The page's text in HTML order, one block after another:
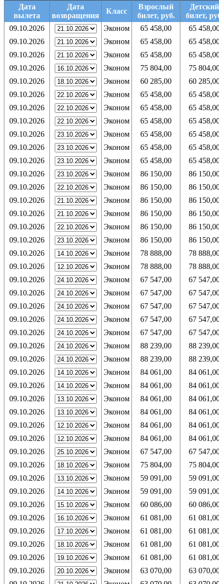
Дата
вылета
Дата
возвращения
Класс
Взрослый
билет, руб.
Детский
билет,
09.10.2026
Эконом 65 458,00
65
09.10.2026
Эконом 65 458,00
65
09.10.2026
Эконом 65 458,00
65
09.10.2026
Эконом 75 804,00
75
09.10.2026
Эконом 60 285,00
60
09.10.2026
Эконом 65 458,00
65
09.10.2026
Эконом 65 458,00
65
09.10.2026
Эконом 65 458,00
65
09.10.2026
Эконом 65 458,00
65
09.10.2026
Эконом 65 458,00
65
09.10.2026
Эконом 65 458,00
65
09.10.2026
Эконом 86 150,00
86
09.10.2026
Эконом 86 150,00
86
09.10.2026
Эконом 86 150,00
86
09.10.2026
Эконом 86 150,00
86
09.10.2026
Эконом 86 150,00
86
09.10.2026
Эконом 86 150,00
86
09.10.2026
Эконом 78 888,00
78
09.10.2026
Эконом 78 888,00
78
09.10.2026
Эконом 67 547,00
67
09.10.2026
Эконом 67 547,00
67
09.10.2026
Эконом 67 547,00
67
09.10.2026
Эконом 67 547,00
67
09.10.2026
Эконом 67 547,00
67
09.10.2026
Эконом 88 239,00
88
09.10.2026
Эконом 88 239,00
88
09.10.2026
Эконом 84 061,00
84
09.10.2026
Эконом 84 061,00
84
09.10.2026
Эконом 84 061,00
84
09.10.2026
Эконом 84 061,00
84
09.10.2026
Эконом 84 061,00
84
09.10.2026
Эконом 84 061,00
84
09.10.2026
Эконом 67 547,00
67
09.10.2026
Эконом 75 804,00
75
09.10.2026
Эконом 59 091,00
59
09.10.2026
Эконом 59 091,00
59
09.10.2026
Эконом 60 086,00
60
09.10.2026
Эконом 61 081,00
61
09.10.2026
Эконом 61 081,00
61
09.10.2026
Эконом 61 081,00
61
09.10.2026
Эконом 61 081,00
61
09.10.2026
Эконом 63 070,00
63